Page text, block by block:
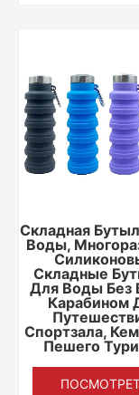
Складная
Воды,
Складные
Для Воды Без
Карабином
Спортзала,
Пешего